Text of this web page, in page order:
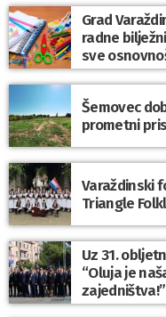
Grad
radne
sve
Šemovec
prometni
Varaždinski
Triangle
Uz 31.
“Oluja je
zajedništva!”